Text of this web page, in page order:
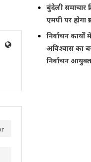
बुंदेली समाचार
एमपी पर होगा
निर्वाचन
अविश्वास का
निर्वाचन आयुक्त